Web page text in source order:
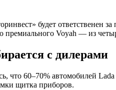
будет ответственен
премиального Voyah — из
с дилерами
что 60–70% автомобилей
щитка приборов.